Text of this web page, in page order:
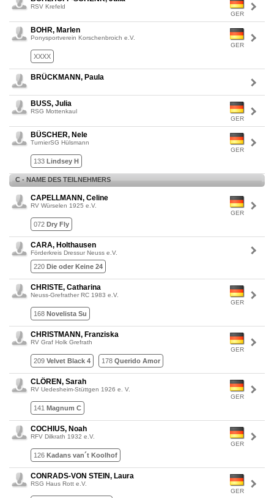
GER
RSV Krefeld
GER
BOHR, Marlen
Ponysportverein Korschenbroich e.V.
XXXX
BRÜCKMANN, Paula
GER
BUSS, Julia
RSG Mottenkaul
GER
BÜSCHER, Nele
TurnierSG Hülsmann
133 Lindsey H
C - NAME DES TEILNEHMERS
GER
CAPELLMANN, Celine
RV Würselen 1925 e.V.
072 Dry Fly
CARA, Holthausen
Förderkreis Dressur Neuss e.V.
220 Die oder Keine 24
GER
CHRISTE, Catharina
Neuss-Grefrather RC 1983 e.V.
168 Novelista Su
GER
CHRISTMANN, Franziska
RV Graf Holk Grefrath
209 Velvet Black 4 178 Querido Amor
GER
CLÖREN, Sarah
RV Uedesheim-Stüttgen 1926 e. V.
141 Magnum C
GER
COCHIUS, Noah
RFV Dilkrath 1932 e.V.
126 Kadans van´t Koolhof
GER
CONRADS-VON STEIN, Laura
RSG Haus Rott e.V.